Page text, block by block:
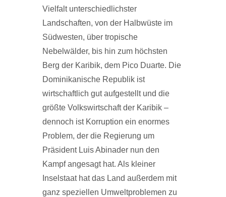
Vielfalt unterschiedlichster
Landschaften, von der Halbwüste im
Südwesten, über tropische
Nebelwälder, bis hin zum höchsten
Berg der Karibik, dem Pico Duarte. Die
Dominikanische Republik ist
wirtschaftlich gut aufgestellt und die
größte Volkswirtschaft der Karibik –
dennoch ist Korruption ein enormes
Problem, der die Regierung um
Präsident Luis Abinader nun den
Kampf angesagt hat. Als kleiner
Inselstaat hat das Land außerdem mit
ganz speziellen Umweltproblemen zu